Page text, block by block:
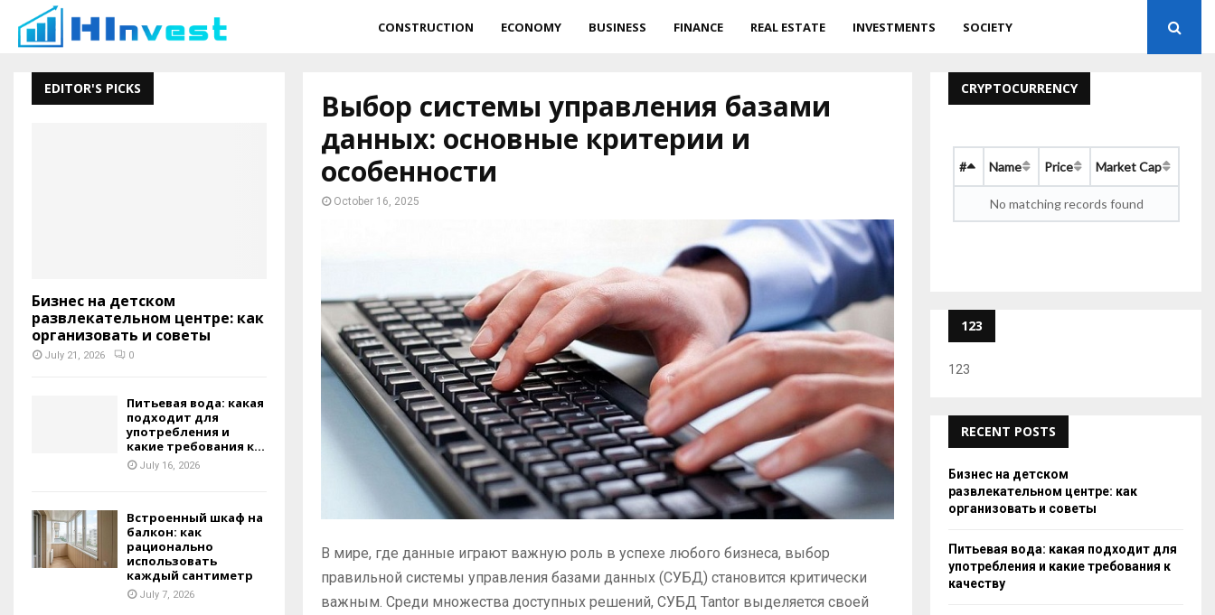
CONSTRUCTION ECONOMY BUSINESS FINANCE REAL ESTATE INVESTMENTS SOCIETY
Выбор системы управления базами
данных: основные критерии и
особенности
October 16, 2025
В мире, где данные играют важную роль в успехе любого бизнеса, выбор
правильной системы управления базами данных (СУБД) становится критически
важным. Среди множества доступных решений, СУБД Tantor выделяется своей
EDITOR'S PICKS
Бизнес на детском
развлекательном центре: как
организовать и советы
July 21, 2026 0
Питьевая вода: какая
подходит для
употребления и
какие требования к...
July 16, 2026
Встроенный шкаф на
балкон: как
рационально
использовать
каждый сантиметр
July 7, 2026
CRYPTOCURRENCY
# Name Price Market Cap
No matching records found
123
123
RECENT POSTS
Бизнес на детском
развлекательном центре: как
организовать и советы
Питьевая вода: какая подходит для
употребления и какие требования к
качеству